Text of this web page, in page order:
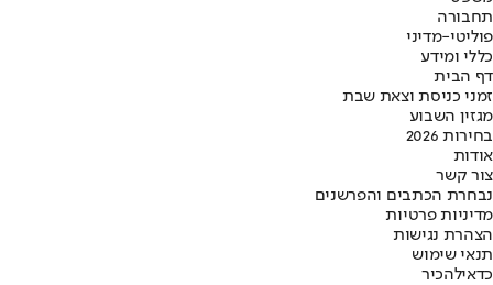
תחבורה
פוליטי-מדיני
כללי ומידע
דף הבית
זמני כניסת וצאת שבת
מגזין השבוע
בחירות 2026
אודות
צור קשר
נבחרת הכתבים והפרשנים
מדיניות פרטיות
הצהרת נגישות
תנאי שימוש
כדאילהכיר